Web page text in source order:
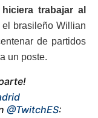
trabajar al
el brasileño Willian
de partidos
un poste.
@TwitchES: